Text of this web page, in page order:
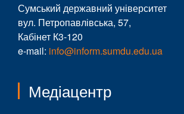
Сумський державний університет
вул. Петропавлівська, 57,
Кабінет К3-120
e-mail: info@inform.sumdu.edu.ua
Медіацентр